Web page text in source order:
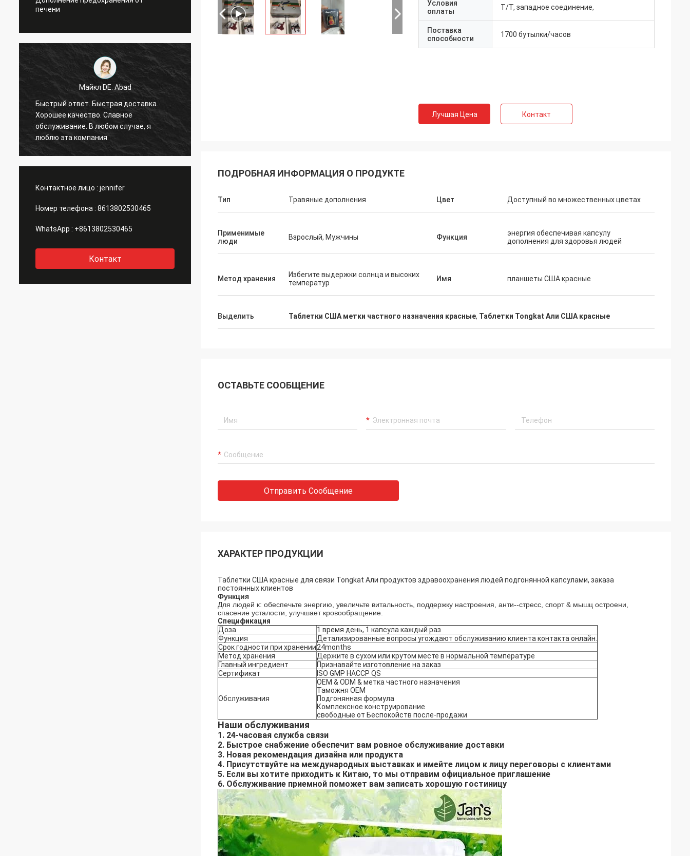
печени
Майкл DE. Abad
Быстрый ответ. Быстрая доставка.
Хорошее качество. Славное
обслуживание. В любом случае, я
люблю эта компания.
Спасибо для вашего продолжаемого
профессионального и надежного всего
времени обслуживаний. Ваша
Контактное лицо : jennifer
Номер телефона : 8613802530465
WhatsApp : +8613802530465
Контакт
Условия
оплаты
T/T, западное соединение,
Поставка
способности
1700 бутылки/часов
Лучшая Цена Контакт
ПОДРОБНАЯ ИНФОРМАЦИЯ О ПРОДУКТЕ
Тип Травяные дополнения Цвет Доступный во множественных цветах
Применимые
люди
Взрослый, Мужчины Функция
энергия обеспечивая капсулу
дополнения для здоровья людей
Метод хранения
Избегите выдержки солнца и высоких
температур
Имя планшеты США красные
Выделить Таблетки США метки частного назначения красные, Таблетки Tongkat Али США красные
ОСТАВЬТЕ СООБЩЕНИЕ
Отправить Сообщение
ХАРАКТЕР ПРОДУКЦИИ
Таблетки США красные для связи Tongkat Али продуктов здравоохранения людей подгонянной капсулами, заказа
постоянных клиентов
Функция
Для людей к: обеспечьте энергию, увеличьте витальность, поддержку настроения, анти--стресс, спорт & мышц остроени,
спасение усталости, улучшает кровообращение.
Спецификация
Доза
1 время день, 1 капсула каждый раз
Функция
Детализированные вопросы угождают обслуживанию клиента контакта онлайн.
Срок годности при хранении24months
Метод хранения
Держите в сухом или крутом месте в нормальной температуре
Главный ингредиент
Признавайте изготовление на заказ
Сертификат
ISO GMP HACCP QS
Обслуживания
OEM & ODM & метка частного назначения
Таможня OEM
Подгонянная формула
Комплексное конструирование
свободные от Беспокойств после-продажи
Наши обслуживания
1. 24-часовая служба связи
2. Быстрое снабжение обеспечит вам ровное обслуживание доставки
3. Новая рекомендация дизайна или продукта
4. Присутствуйте на международных выставках и имейте лицом к лицу переговоры с клиентами
5. Если вы хотите приходить к Китаю, то мы отправим официальное приглашение
6. Обслуживание приемной поможет вам записать хорошую гостиницу